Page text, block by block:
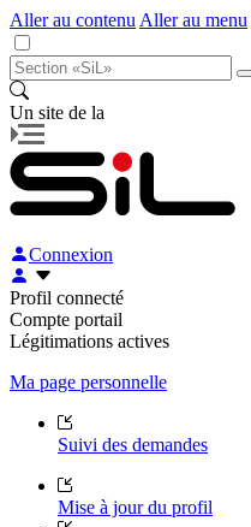
Aller au contenu Aller au menu
Un site de la
Connexion
Profil connecté
Compte portail
Légitimations actives
Ma page personnelle
Suivi des demandes
Mise à jour du profil